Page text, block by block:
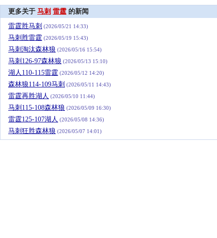
更多关于 马刺 雷霆 的新闻
雷霆胜马刺 (2026/05/21 14:33)
马刺胜雷霆 (2026/05/19 15:43)
马刺淘汰森林狼 (2026/05/16 15:54)
马刺126-97森林狼 (2026/05/13 15:10)
湖人110-115雷霆 (2026/05/12 14:20)
森林狼114-109马刺 (2026/05/11 14:43)
雷霆再胜湖人 (2026/05/10 11:44)
马刺115-108森林狼 (2026/05/09 16:30)
雷霆125-107湖人 (2026/05/08 14:36)
马刺狂胜森林狼 (2026/05/07 14:01)